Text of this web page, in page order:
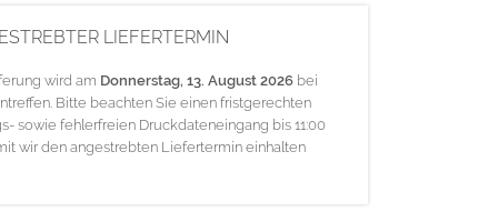
LIEFERTERMIN
wird am Donnerstag, 13. August 2026bei
Bitte beachten Sie einen fristgerechten
sowie fehlerfreien Druckdateneingang bis 11:00
wir den angestrebten Liefertermin einhalten